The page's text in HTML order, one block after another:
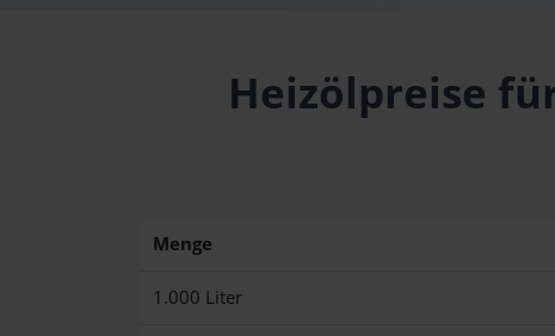
Heizölpreise
Menge
1.000 Liter